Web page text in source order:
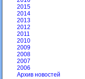
2015
2014
2013
2012
2011
2010
2009
2008
2007
2006
Архив новостей